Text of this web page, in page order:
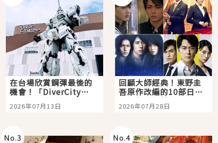
在台場欣賞鋼彈最後的
機會！「DiverCity
Tokyo Plaza」搭船、
購物、美食及夜景，一
2026年07月13日
回顧大師經典！東野圭
吾原作改編的10部日本
影視作品推薦
2026年07月28日
No.3 No.4